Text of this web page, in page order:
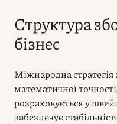
Структура
бізнес
Міжнародна
математичної
розраховується у
забезпечує